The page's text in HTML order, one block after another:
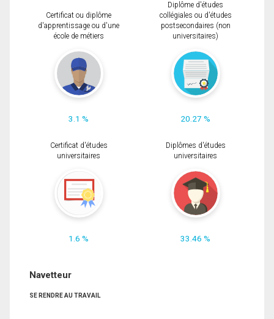
Certificat ou diplôme
d'apprentissage ou d'une
école de métiers
3.1 %
Diplôme d'études
collégiales ou d'études
postsecondaires (non
universitaires)
20.27 %
Certificat d'études
universitaires
1.6 %
Diplômes d'études
universitaires
33.46 %
Navetteur
SE RENDRE AU TRAVAIL